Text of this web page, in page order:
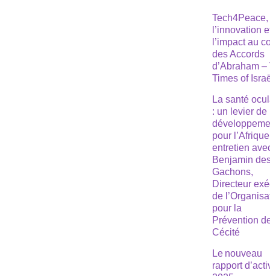
Tech4Peace,
l’innovation
l’impact au
des Accords
d’Abraham –
Times of
La santé
: un levier de
pour
entretien
Benjamin
Gachons,
Directeur
de
pour la
Prévention
Cécité
Le nouveau
rapport